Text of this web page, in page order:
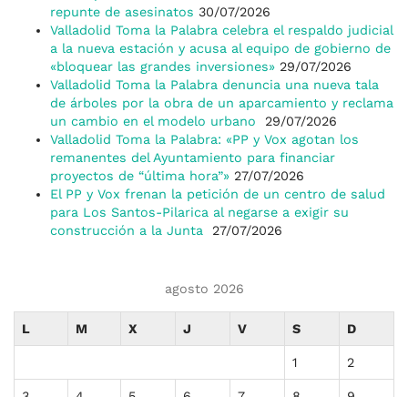
repunte de asesinatos 30/07/2026
Valladolid Toma la Palabra celebra el respaldo judicial
a la nueva estación y acusa al equipo de gobierno de
«bloquear las grandes inversiones» 29/07/2026
Valladolid Toma la Palabra denuncia una nueva tala
de árboles por la obra de un aparcamiento y reclama
un cambio en el modelo urbano
29/07/2026
Valladolid Toma la Palabra: «PP y Vox agotan los
remanentes del Ayuntamiento para financiar
proyectos de “última hora”» 27/07/2026
El PP y Vox frenan la petición de un centro de salud
para Los Santos-Pilarica al negarse a exigir su
construcción a la Junta
27/07/2026
agosto 2026
L M X J V S D
1 2